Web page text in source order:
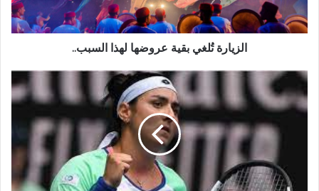
الزيارة تُلغي بقية عروضها لهذا السبب..